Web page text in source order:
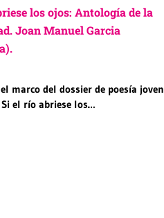
los ojos: Antología de la
Joan Manuel Garcia
marco del dossier de poesía joven
el río abriese los…